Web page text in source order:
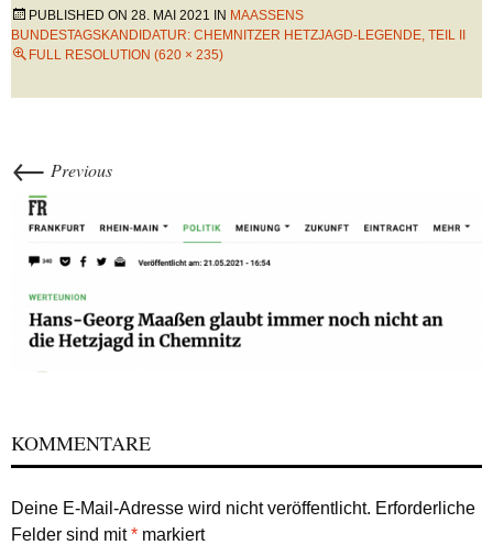
PUBLISHED ON 28. MAI 2021 IN MAASSENS B
UNDESTAGSKANDIDATUR: CHEMNITZER HETZJAGD-LEGENDE, TEIL II
FULL RESOLUTION (620 × 235)
← Previous
KOMMENTARE
Deine E-Mail-Adresse wird nicht veröffentlicht. Erforderliche
Felder sind mit* markiert